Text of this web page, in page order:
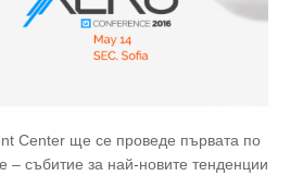
Center ще се проведе първата по
– събитие за най-новите тенденции